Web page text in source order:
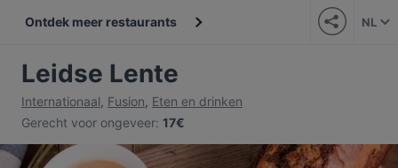
Ontdek meer restaurants NL
Leidse Lente
Internationaal, Fusion, Eten en drinken
Gerecht voor ongeveer: 17€